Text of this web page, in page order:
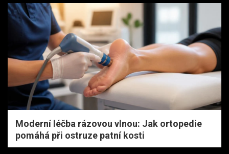
Moderní léčba rázovou vlnou: Jak ortopedie
pomáhá při ostruze patní kosti